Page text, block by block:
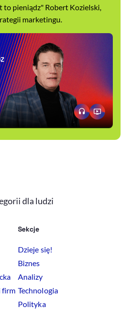
to pieniądz" Robert Kozielski,
marketingu.
dla ludzi
firm
Sekcje
Dzieje się!
Biznes
Analizy
Technologia
Polityka